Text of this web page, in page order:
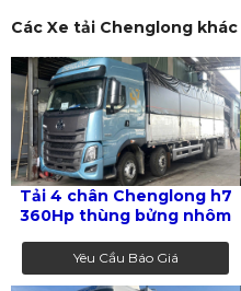
Các Xe tải Chenglong khác
Tải 4 chân Chenglong h7
360Hp thùng bửng nhôm
Yêu Cầu Báo Giá